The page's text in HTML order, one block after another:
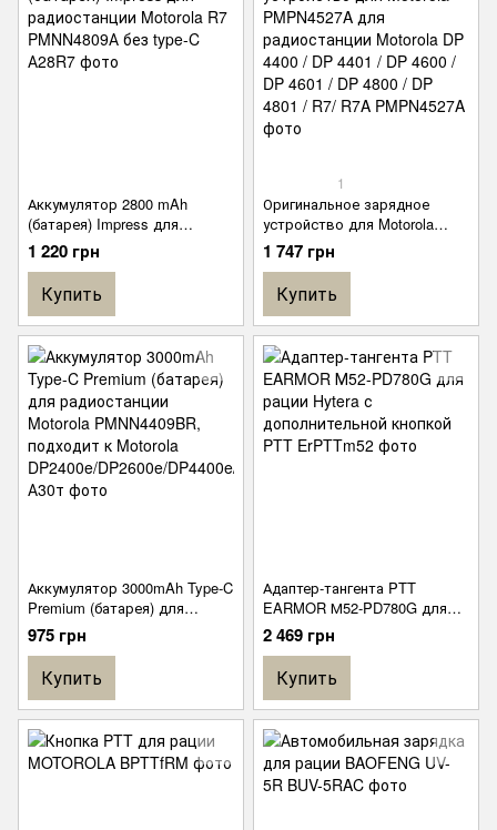
Аккумулятор 2800 mAh
(батарея) Impress для
радиостанции Motorola R7
PMNN4809А без type-C
1 220 грн
Купить
1
Оригинальное зарядное
устройство для Motorola
PMPN4527A для
радиостанции Motorola DP
4400 / DP 4401 / DP 4600 / DP
4601 / DP 4800 / DP 4801 / R7/
R7A
1 747 грн
Купить
Аккумулятор 3000mAh Type-C
Premium (батарея) для
радиостанции Motorola
PMNN4409BR, подходит к
Motorola
DP2400e/DP2600e/DP4400e/D
P4600e/DP4800e
975 грн
Купить
Адаптер-тангента PTT
EARMOR М52-PD780G для
рации Hytera с
дополнительной кнопкой
PTT
2 469 грн
Купить